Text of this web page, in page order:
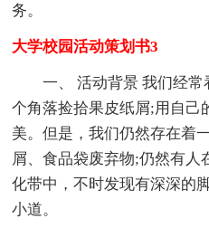
务。
大学校园活动策划书3
一、 活动背景 我们经常
个角落捡拾果皮纸屑;用自己
美。但是，我们仍然存在着
屑、食品袋废弃物;仍然有
化带中，不时发现有深深的
小道。